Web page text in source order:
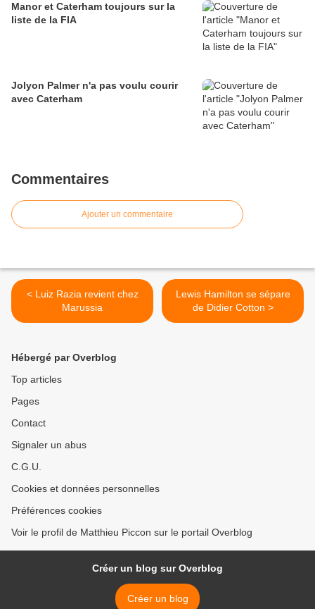
Manor et Caterham toujours sur la
liste de la FIA
Jolyon Palmer n'a pas voulu courir
avec Caterham
Commentaires
Ajouter un commentaire
< Luiz Razia revient chez
Marussia
Lewis Hamilton se sépare
de Didier Cotton >
Hébergé par Overblog
Top articles
Pages
Contact
Signaler un abus
C.G.U.
Cookies et données personnelles
Préférences cookies
Voir le profil de Matthieu Piccon sur le portail Overblog
Créer un blog sur Overblog
Créer un blog